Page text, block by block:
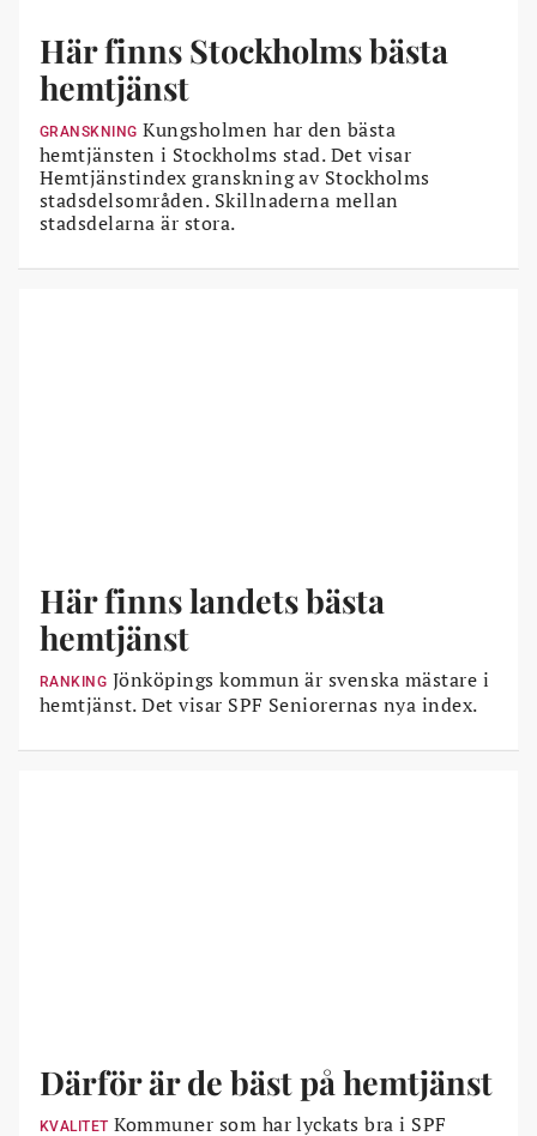
Här finns Stockholms bästa
hemtjänst
GRANSKNING Kungsholmen har den bästa
hemtjänsten i Stockholms stad. Det visar
Hemtjänstindex granskning av Stockholms
stadsdelsområden. Skillnaderna mellan
stadsdelarna är stora.
Här finns landets bästa
hemtjänst
RANKING Jönköpings kommun är svenska mästare i
hemtjänst. Det visar SPF Seniorernas nya index.
Därför är de bäst på hemtjänst
KVALITET Kommuner som har lyckats bra i SPF